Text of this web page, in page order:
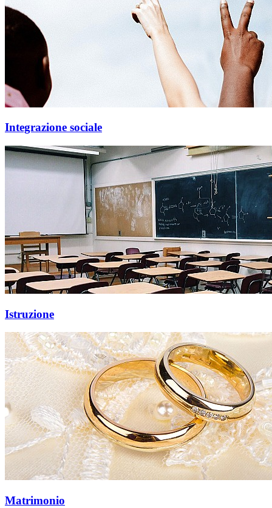
Integrazione sociale
Istruzione
Matrimonio